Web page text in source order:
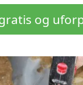
og